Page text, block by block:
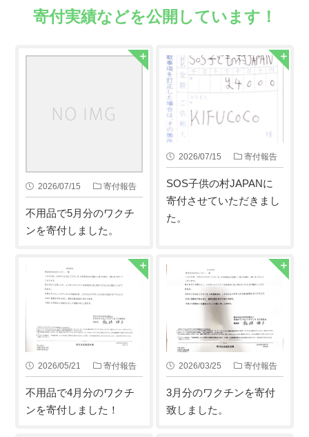
寄付実績などを公開しています！
2026/07/15 寄付報告
不用品で5月分のワクチ
ンを寄付しました。
2026/07/15 寄付報告
SOS子供の村JAPANに
寄付させていただきまし
た。
2026/05/21 寄付報告
不用品で4月分のワクチ
ンを寄付しました！
2026/03/25 寄付報告
3月分のワクチンを寄付
致しました。